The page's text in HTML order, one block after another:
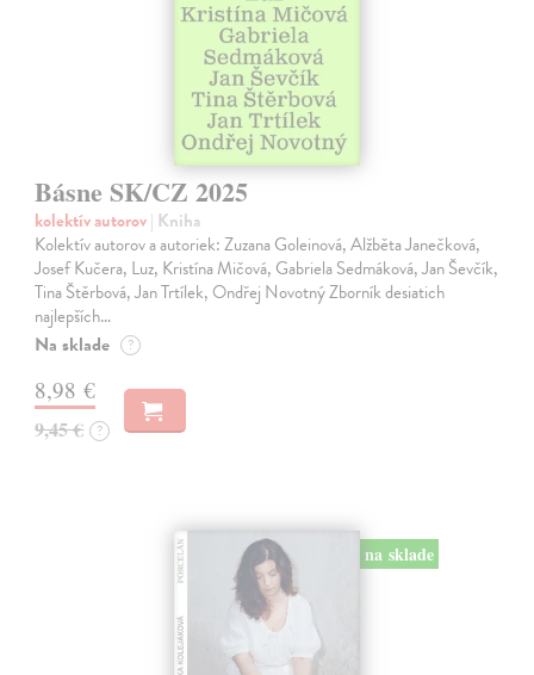
Básne SK/CZ 2025
kolektív autorov| Kniha
Kolektív autorov a autoriek: Zuzana Goleinová, Alžběta Janečková,
Josef Kučera, Luz, Kristína Mičová, Gabriela Sedmáková, Jan Ševčík,
Tina Štěrbová, Jan Trtílek, Ondřej Novotný Zborník desiatich
najlepších…
Na sklade ?
8,98 €
9,45 € ?
na sklade